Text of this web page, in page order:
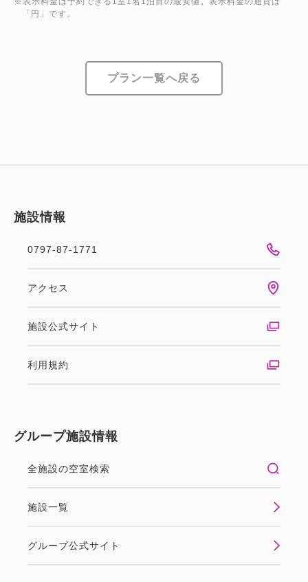
「円」です。
プラン一覧へ戻る
施設情報
0797-87-1771
アクセス
施設公式サイト
利用規約
グループ施設情報
全施設の空室検索
施設一覧
グループ公式サイト